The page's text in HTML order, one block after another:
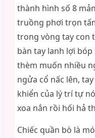
thành hình số 8
truồng phơi trọn
trong vòng tay con
bàn tay lanh lợi
thèm muốn nhiều
ngửa cổ nấc lên,
khiển của lý trí tự
xoa nắn rồi hối hả
Chiếc quần bò là